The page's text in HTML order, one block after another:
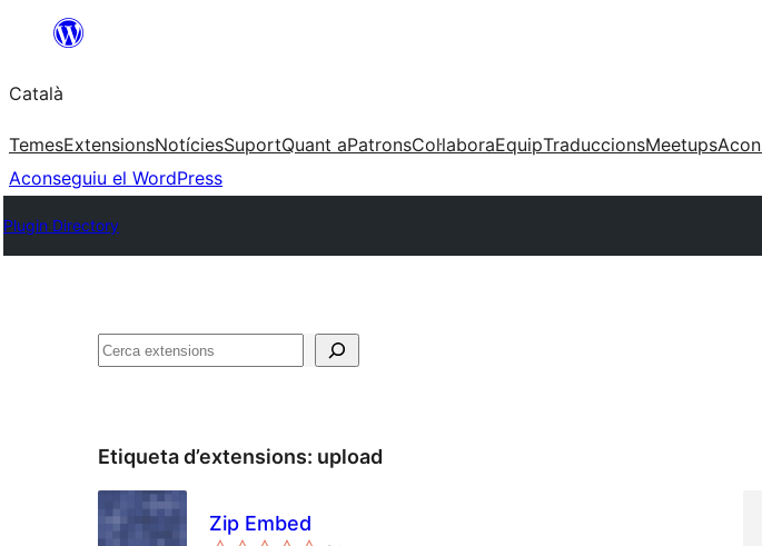
contingut
Català
TemesExtensionsNotíciesSuportQuant aPatronsCol·laboraEquipTraduccionsMeetups
Aconseguiu el WordPress
Plugin Directory
Cerca
Etiqueta d’extensions: upload
Zip Embed